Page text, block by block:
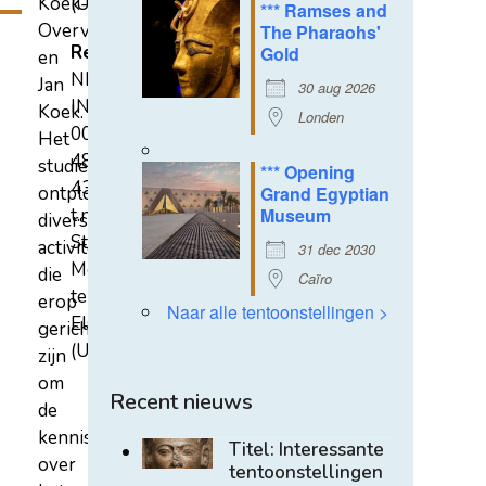
*** Ramses and
The Pharaohs'
Gold
30 aug 2026
Londen
*** Opening
Grand Egyptian
Museum
31 dec 2030
Caïro
Naar alle tentoonstellingen >
Recent nieuws
Titel: Interessante
tentoonstellingen
Overvest
en
Jan
Koek.
Het
studiecentrum
ontplooit
diverse
activiteiten
die
erop
gericht
zijn
om
de
kennis
over
Rekeningnummer
NL31
INGB
0007
4852
43
t.n.v.
Stichting
Mehen
te
Elst
(U)